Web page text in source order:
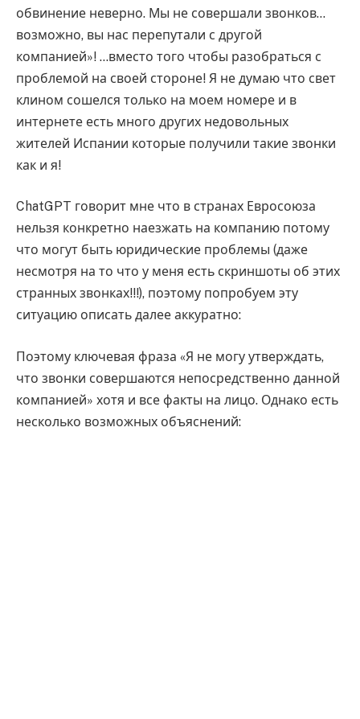
обвинение неверно. Мы не совершали звонков…
возможно, вы нас перепутали с другой
компанией»! …вместо того чтобы разобраться с
проблемой на своей стороне! Я не думаю что свет
клином сошелся только на моем номере и в
интернете есть много других недовольных
жителей Испании которые получили такие звонки
как и я!
ChatGPT говорит мне что в странах Евросоюза
нельзя конкретно наезжать на компанию потому
что могут быть юридические проблемы (даже
несмотря на то что у меня есть скриншоты об этих
странных звонках!!!), поэтому попробуем эту
ситуацию описать далее аккуратно:
Поэтому ключевая фраза «Я не могу утверждать,
что звонки совершаются непосредственно данной
компанией» хотя и все факты на лицо. Однако есть
несколько возможных объяснений: